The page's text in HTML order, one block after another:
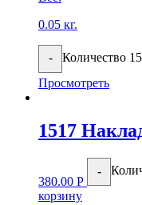
0.05 кг.
- Количество
Просмотреть
1517
380.00 Р
-
корзину